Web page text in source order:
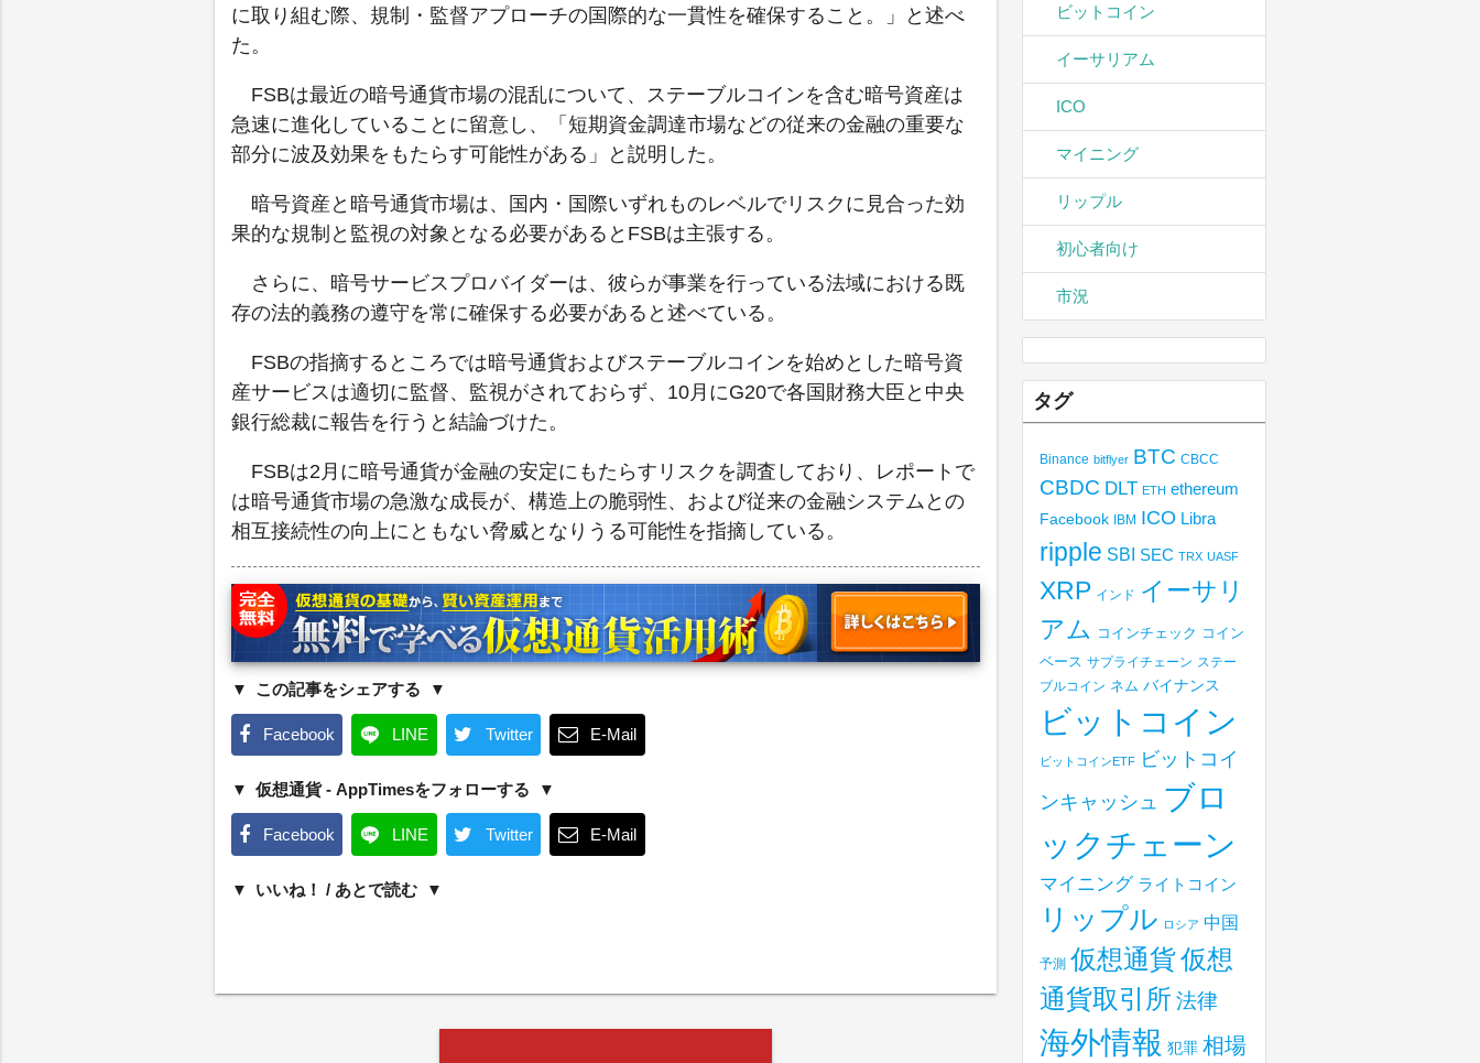
に取り組む際、規制・監督アプローチの国際的な一貫性を確保すること。」と述べ
た。
FSBは最近の暗号通貨市場の混乱について、ステーブルコインを含む暗号資産は
急速に進化していることに留意し、「短期資金調達市場などの従来の金融の重要な
部分に波及効果をもたらす可能性がある」と説明した。
暗号資産と暗号通貨市場は、国内・国際いずれものレベルでリスクに見合った効
果的な規制と監視の対象となる必要があるとFSBは主張する。
さらに、暗号サービスプロバイダーは、彼らが事業を行っている法域における既
存の法的義務の遵守を常に確保する必要があると述べている。
FSBの指摘するところでは暗号通貨およびステーブルコインを始めとした暗号資
産サービスは適切に監督、監視がされておらず、10月にG20で各国財務大臣と中央
銀行総裁に報告を行うと結論づけた。
FSBは2月に暗号通貨が金融の安定にもたらすリスクを調査しており、レポートで
は暗号通貨市場の急激な成長が、構造上の脆弱性、および従来の金融システムとの
相互接続性の向上にともない脅威となりうる可能性を指摘している。
この記事をシェアする
Facebook LINE Twitter E-Mail
仮想通貨 - AppTimesをフォローする
Facebook LINE Twitter E-Mail
いいね！ / あとで読む
ビットコイン
イーサリアム
ICO
マイニング
リップル
初心者向け
市況
タグ
Binance bitflyer BTC CBCC
CBDC DLT ETH ethereum
Facebook IBM ICO Libra
ripple SBI SEC TRX UASF
XRP インド イーサリ
アム コインチェック コイン
ベース サプライチェーン ステー
ブルコイン ネム バイナンス
ビットコイン
ビットコインETF
ビットコイ
ンキャッシュ ブロ
ックチェーン
マイニング ライトコイン
リップル ロシア 中国
予測 仮想通貨仮想
通貨取引所 法律
海外情報 犯罪 相場